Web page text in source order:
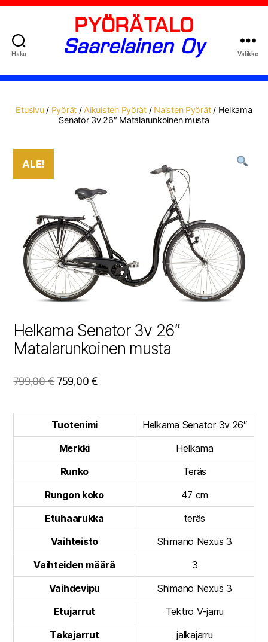
Haku
PYÖRÄTALO
Saarelainen Oy
Valikko
Etusivu/ Pyörät / Aikuisten Pyörät/ Naisten Pyörät/ Helkama
Senator 3v 26″ Matalarunkoinen musta
ALE!
Helkama Senator 3v 26″
Matalarunkoinen musta
799,00€759,00 €
Tuotenimi
Helkama Senator 3v 26″
Merkki
Helkama
Runko
Teräs
Rungon koko
47 cm
Etuhaarukka
teräs
Vaihteisto
Shimano Nexus 3
Vaihteiden määrä
3
Vaihdevipu
Shimano Nexus 3
Etujarrut
Tektro V-jarru
Takajarrut
jalkajarru